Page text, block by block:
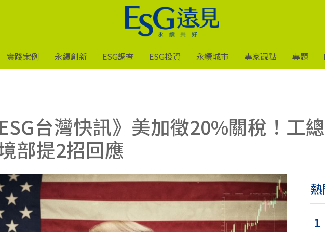
實踐案例 永續創新 ESG調查 ESG投資 永續城市 專家觀點 專題
ESG台灣快訊》美加徵20%關稅！工
部提2招回應
1